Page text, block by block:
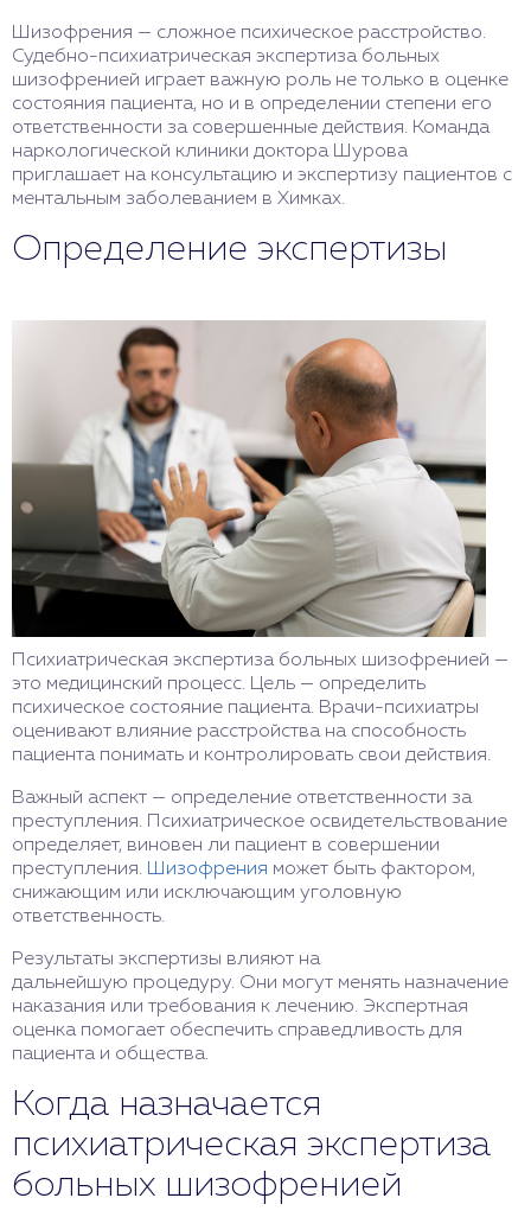
Шизофрения — сложное психическое расстройство.
Судебно-психиатрическая экспертиза больных
шизофренией играет важную роль не только в оценке
состояния пациента, но и в определении степени его
ответственности за совершенные действия. Команда
наркологической клиники доктора Шурова
приглашает на консультацию и экспертизу пациентов с
ментальным заболеванием в Химках.
Определение экспертизы
Психиатрическая экспертиза больных шизофренией —
это медицинский процесс. Цель — определить
психическое состояние пациента. Врачи-психиатры
оценивают влияние расстройства на способность
пациента понимать и контролировать свои действия.
Важный аспект — определение ответственности за
преступления. Психиатрическое освидетельствование
определяет, виновен ли пациент в совершении
преступления. Шизофрения может быть фактором,
снижающим или исключающим уголовную
ответственность.
Результаты экспертизы влияют на
дальнейшую процедуру. Они могут менять назначение
наказания или требования к лечению. Экспертная
оценка помогает обеспечить справедливость для
пациента и общества.
Когда назначается
психиатрическая экспертиза
больных шизофренией